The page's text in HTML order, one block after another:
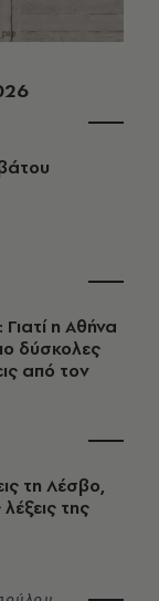
η Αθήνα
δύσκολες
από τον
τη Λέσβο,
της